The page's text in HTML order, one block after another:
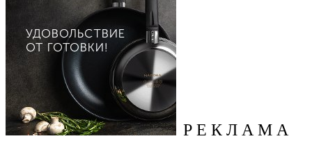
Р Е К Л А М А